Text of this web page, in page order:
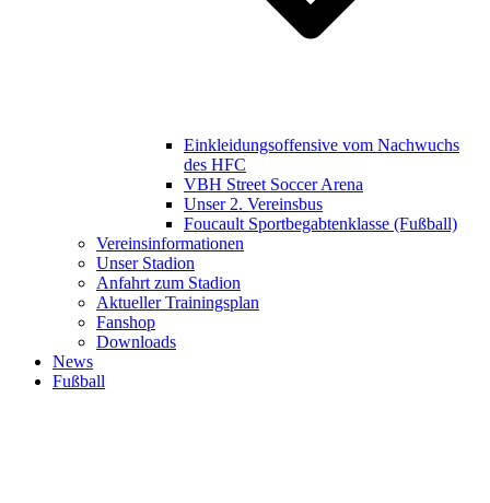
Einkleidungsoffensive vom Nachwuchs
des HFC
VBH Street Soccer Arena
Unser 2. Vereinsbus
Foucault Sportbegabtenklasse (Fußball)
Vereinsinformationen
Unser Stadion
Anfahrt zum Stadion
Aktueller Trainingsplan
Fanshop
Downloads
News
Fußball